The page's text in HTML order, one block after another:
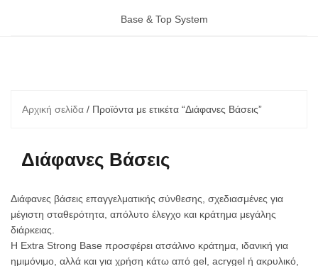
Base & Top System
Αρχική σελίδα / Προϊόντα με ετικέτα “Διάφανες Βάσεις”
Διάφανες Βάσεις
Διάφανες βάσεις επαγγελματικής σύνθεσης, σχεδιασμένες για
μέγιστη σταθερότητα, απόλυτο έλεγχο και κράτημα μεγάλης
διάρκειας.
Η Extra Strong Base προσφέρει ατσάλινο κράτημα, ιδανική για
ημιμόνιμο, αλλά και για χρήση κάτω από gel, acrygel ή ακρυλικό,